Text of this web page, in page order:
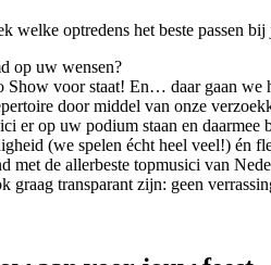
welke optredens het beste passen
op uw wensen?
Show voor staat! En… daar gaan we
door middel van onze
er op uw podium staan en
(we spelen écht heel veel!) én
met de allerbeste topmusici van
transparant zijn: geen